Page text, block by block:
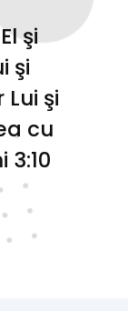
şi
şi
şi
cu
3:10